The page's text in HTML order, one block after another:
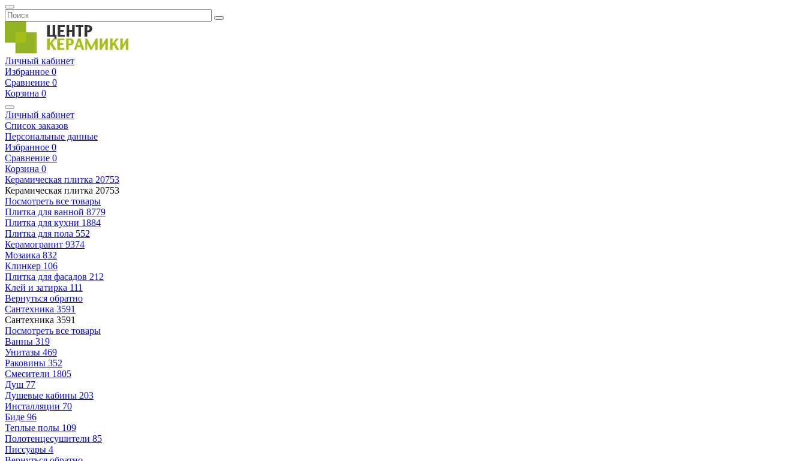
Личный кабинет
Избранное 0
Сравнение 0
Корзина 0
Личный кабинет
Список заказов
Персональные данные
Избранное 0
Сравнение 0
Корзина 0
Керамическая плитка 20753
Керамическая плитка 20753
Посмотреть все товары
Плитка для ванной 8779
Плитка для кухни 1884
Плитка для пола 552
Керамогранит 9374
Мозаика 832
Клинкер 106
Плитка для фасадов 212
Клей и затирка 111
Вернуться обратно
Сантехника 3591
Сантехника 3591
Посмотреть все товары
Ванны 319
Унитазы 469
Раковины 352
Смесители 1805
Душ 77
Душевые кабины 203
Инсталляции 70
Биде 96
Теплые полы 109
Полотенцесушители 85
Писсуары 4